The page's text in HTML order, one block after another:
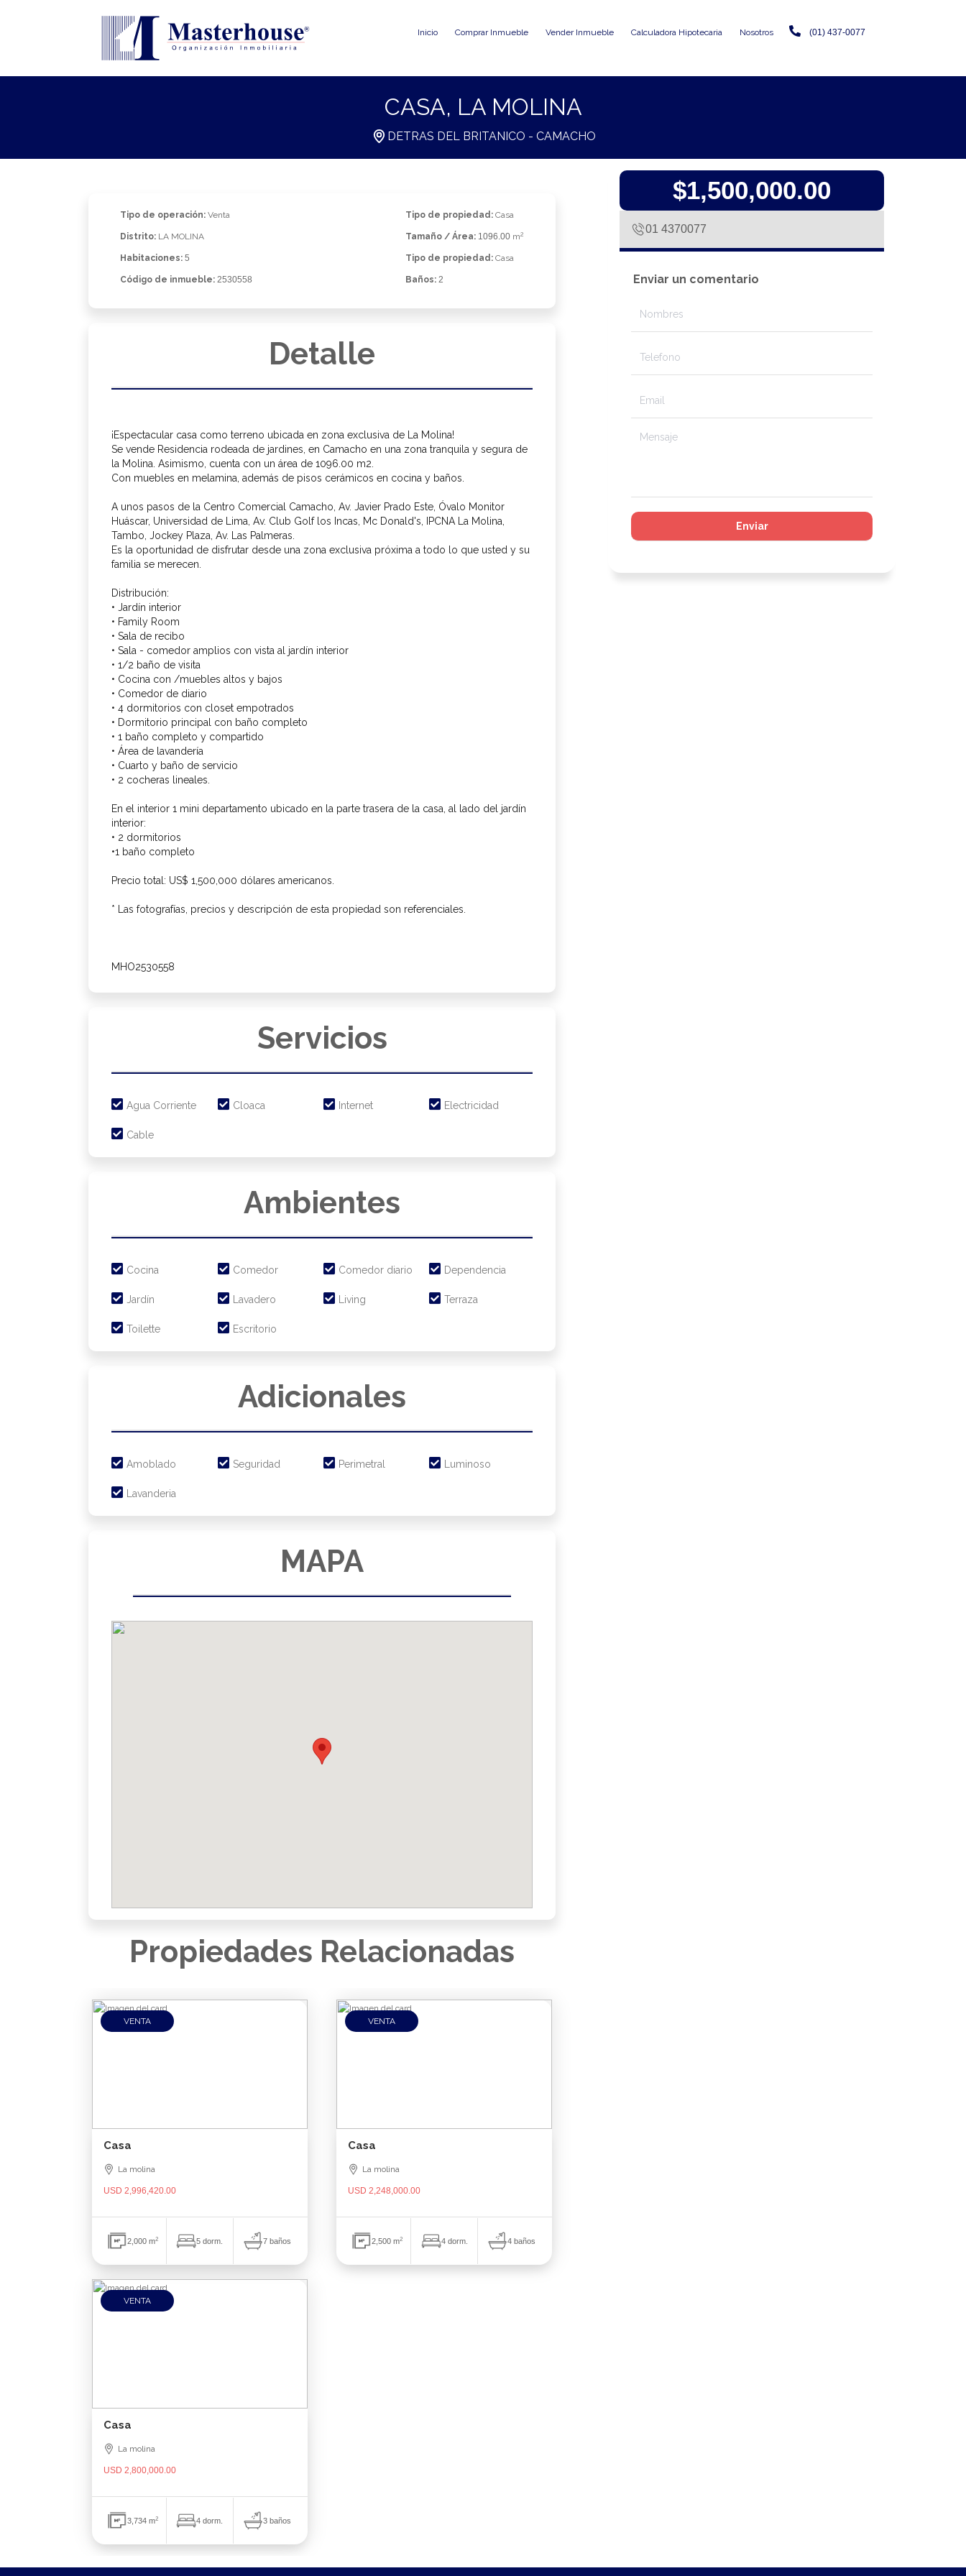
Inicio Comprar Inmueble Vender Inmueble Calculadora Hipotecaria Nosotros (01) 437-0077
CASA, LA MOLINA
DETRAS DEL BRITANICO - CAMACHO
Tipo de operación: Venta
Distrito: LA MOLINA
Habitaciones: 5
Código de inmueble: 2530558
Tipo de propiedad:Casa
Tamaño / Área: 1096.00m2
Tipo de propiedad:Casa
Baños: 2
Detalle
¡Espectacular casa como terreno ubicada en zona exclusiva de La Molina!
Se vende Residencia rodeada de jardines, en Camacho en una zona tranquila y segura de
la Molina. Asimismo, cuenta con un área de 1096.00 m2.
Con muebles en melamina, además de pisos cerámicos en cocina y baños.
A unos pasos de la Centro Comercial Camacho, Av. Javier Prado Este, Óvalo Monitor
Huáscar, Universidad de Lima, Av. Club Golf los Incas, Mc Donald's, IPCNA La Molina,
Tambo, Jockey Plaza, Av. Las Palmeras.
Es la oportunidad de disfrutar desde una zona exclusiva próxima a todo lo que usted y su
familia se merecen.
Distribución:
• Jardín interior
• Family Room
• Sala de recibo
• Sala - comedor amplios con vista al jardín interior
• 1/2 baño de visita
• Cocina con /muebles altos y bajos
• Comedor de diario
• 4 dormitorios con closet empotrados
• Dormitorio principal con baño completo
• 1 baño completo y compartido
• Área de lavandería
• Cuarto y baño de servicio
• 2 cocheras lineales.
En el interior 1 mini departamento ubicado en la parte trasera de la casa, al lado del jardín
interior:
• 2 dormitorios
•1 baño completo
Precio total: US$ 1,500,000 dólares americanos.
* Las fotografías, precios y descripción de esta propiedad son referenciales.
Servicios
Agua Corriente Cloaca Internet Electricidad
Cable
Ambientes
Cocina Comedor Comedor diario Dependencia
Jardín Lavadero Living Terraza
Toilette Escritorio
Adicionales
Amoblado Seguridad Perimetral Luminoso
Lavanderia
MAPA
Propiedades Relacionadas
VENTA
Casa
La molina
USD 2,996,420.00
2,000 m2 5 dorm. 7 baños
VENTA
Casa
La molina
USD 2,248,000.00
2,500 m2 4 dorm. 4 baños
VENTA
Casa
La molina
USD 2,800,000.00
3,734 m2 4 dorm. 3 baños
$1,500,000.00
01 4370077
Enviar un comentario